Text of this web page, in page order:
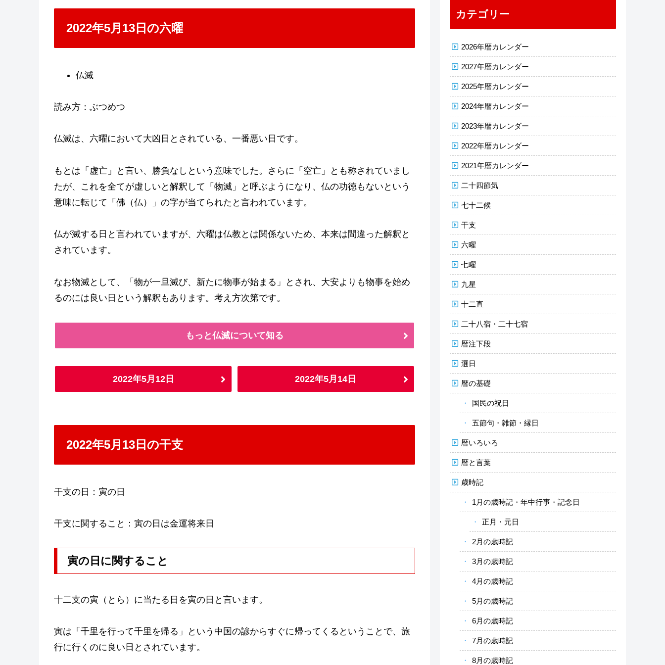
2022年5月13日の六曜
仏滅
読み方：ぶつめつ
仏滅は、六曜において大凶日とされている、一番悪い日です。
もとは「虚亡」と言い、勝負なしという意味でした。さらに「空亡」とも称されていまし
たが、これを全てが虚しいと解釈して「物滅」と呼ぶようになり、仏の功徳もないという
意味に転じて「佛（仏）」の字が当てられたと言われています。
仏が滅する日と言われていますが、六曜は仏教とは関係ないため、本来は間違った解釈と
されています。
なお物滅として、「物が一旦滅び、新たに物事が始まる」とされ、大安よりも物事を始め
るのには良い日という解釈もあります。考え方次第です。
もっと仏滅について知る
2022年5月12日 2022年5月14日
2022年5月13日の干支
干支の日：寅の日
干支に関すること：寅の日は金運将来日
寅の日に関すること
十二支の寅（とら）に当たる日を寅の日と言います。
寅は「千里を行って千里を帰る」という中国の諺からすぐに帰ってくるということで、旅
行に行くのに良い日とされています。
カテゴリー
2026年暦カレンダー
2027年暦カレンダー
2025年暦カレンダー
2024年暦カレンダー
2023年暦カレンダー
2022年暦カレンダー
2021年暦カレンダー
二十四節気
七十二候
干支
六曜
七曜
九星
十二直
二十八宿・二十七宿
暦注下段
選日
暦の基礎
国民の祝日
五節句・雑節・縁日
暦いろいろ
暦と言葉
歳時記
1月の歳時記・年中行事・記念日
正月・元日
2月の歳時記
3月の歳時記
4月の歳時記
5月の歳時記
6月の歳時記
7月の歳時記
8月の歳時記